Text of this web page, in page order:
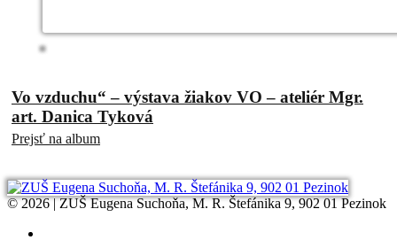
Vo vzduchu“ – výstava žiakov VO – ateliér Mgr.
art. Danica Tyková
Prejsť na album
© 2026 | ZUŠ Eugena Suchoňa, M. R. Štefánika 9, 902 01 Pezinok